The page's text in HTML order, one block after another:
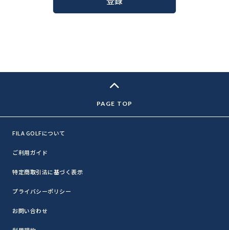
FILA GOLFについて
ご利用ガイド
特定商取引法に基づく表示
プライバシーポリシー
お問い合わせ